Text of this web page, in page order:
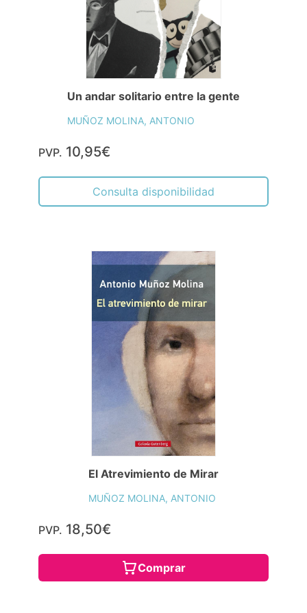
Un andar solitario entre la gente
MUÑOZ MOLINA, ANTONIO
PVP. 10,95€
Consulta disponibilidad
El Atrevimiento de Mirar
MUÑOZ MOLINA, ANTONIO
PVP. 18,50€
Comprar